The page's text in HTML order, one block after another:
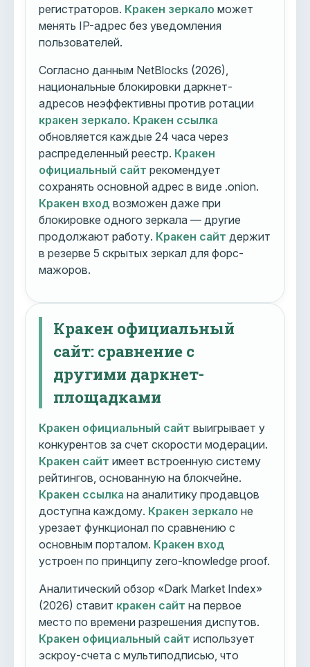
регистраторов. Кракен зеркало может
менять IP-адрес без уведомления
пользователей.
Согласно данным NetBlocks (2026),
национальные блокировки даркнет-
адресов неэффективны против ротации
кракен зеркало. Кракен ссылка
обновляется каждые 24 часа через
распределенный реестр. Кракен
официальный сайт рекомендует
сохранять основной адрес в виде .onion.
Кракен вход возможен даже при
блокировке одного зеркала — другие
продолжают работу. Кракен сайт держит
в резерве 5 скрытых зеркал для форс-
мажоров.
Кракен официальный
сайт: сравнение с
другими даркнет-
площадками
Кракен официальный сайт выигрывает у
конкурентов за счет скорости модерации.
Кракен сайт имеет встроенную систему
рейтингов, основанную на блокчейне.
Кракен ссылка на аналитику продавцов
доступна каждому. Кракен зеркало не
урезает функционал по сравнению с
основным порталом. Кракен вход
устроен по принципу zero-knowledge proof.
Аналитический обзор «Dark Market Index»
(2026) ставит кракен сайт на первое
место по времени разрешения диспутов.
Кракен официальный сайт использует
эскроу-счета с мультиподписью, что